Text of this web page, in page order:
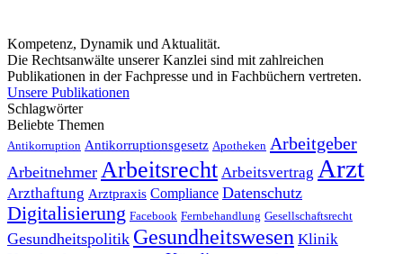
Kompetenz, Dynamik und Aktualität.
Die Rechtsanwälte unserer Kanzlei sind mit zahlreichen
Publikationen in der Fachpresse und in Fachbüchern vertreten.
Unsere Publikationen
Schlagwörter
Beliebte Themen
Antikorruption Antikorruptionsgesetz Apotheken Arbeitgeber
Arbeitnehmer Arbeitsrecht Arbeitsvertrag Arzt
Arzthaftung Arztpraxis Compliance Datenschutz
Digitalisierung Facebook Fernbehandlung Gesellschaftsrecht
Gesundheitspolitik Gesundheitswesen Klinik